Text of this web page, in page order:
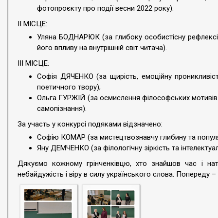
фотопроєкту про події весни 2022 року).
ІІ МІСЦЕ:
Уляна БОДНАРЮК (за глибоку особистісну
його впливу на внутрішній світ читача).
ІІІ МІСЦЕ:
Софія ДЯЧЕНКО (за щирість, емоційну
поетичного твору);
Ольга ГУРЖІЙ (за осмислення філософських мотивів
самопізнання).
За участь у конкурсі подяками відзначено:
Софію КОМАР (за мистецтвознавчу глибину та
Яну ДЕМЧЕНКО (за філологічну зіркість та
Дякуємо кожному грінченківцю, хто знайшов час і
небайдужість і віру в силу українського слова. Попереду